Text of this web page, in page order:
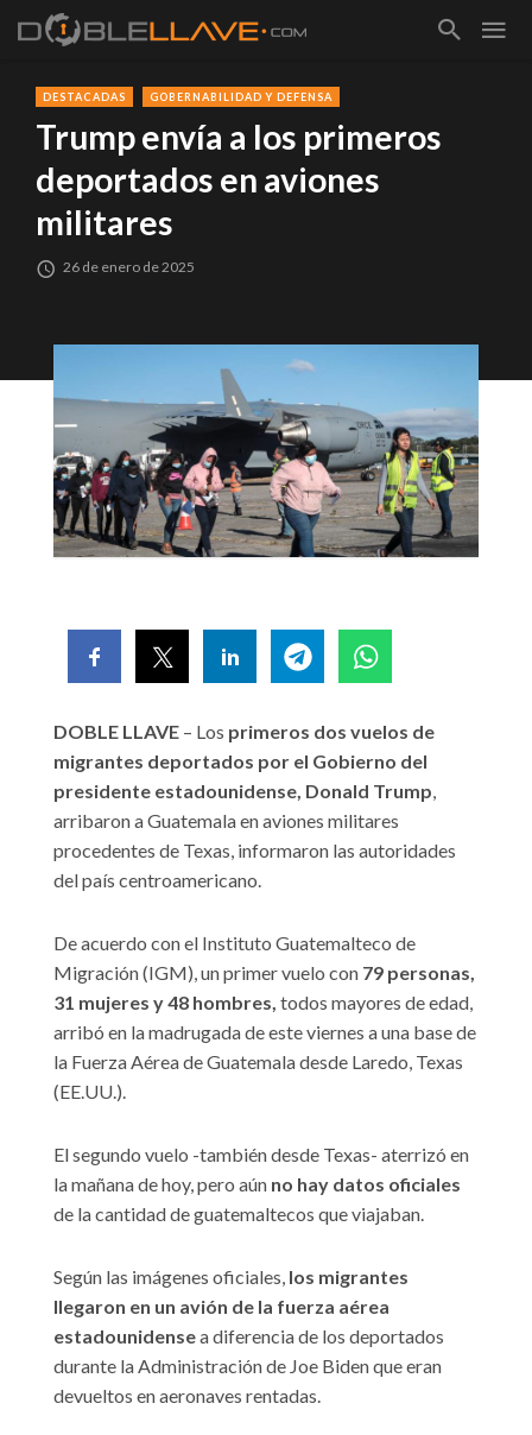
DESTACADAS GOBERNABILIDAD Y DEFENSA
Trump envía a los primeros
deportados en aviones
militares
26 de enero de 2025
DOBLE LLAVE – Los primeros dos vuelos de
migrantes deportados por el Gobierno del
presidente estadounidense, Donald Trump,
arribaron a Guatemala en aviones militares
procedentes de Texas, informaron las autoridades
del país centroamericano.
De acuerdo con el Instituto Guatemalteco de
Migración (IGM), un primer vuelo con 79 personas,
31 mujeres y 48 hombres, todos mayores de edad,
arribó en la madrugada de este viernes a una base de
la Fuerza Aérea de Guatemala desde Laredo, Texas
(EE.UU.).
El segundo vuelo -también desde Texas- aterrizó en
la mañana de hoy, pero aún no hay datos oficiales
de la cantidad de guatemaltecos que viajaban.
Según las imágenes oficiales, los migrantes
llegaron en un avión de la fuerza aérea
estadounidensea diferencia de los deportados
durante la Administración de Joe Biden que eran
devueltos en aeronaves rentadas.